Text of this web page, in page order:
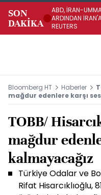
SON
DAKİKA
ABD, İRAN-
ARDINDAN
REUTERS
Bloomberg HT Haberler
mağdur edenlere karşı
TOBB/
mağdur
kalmayacağız
Türkiye Odalar ve
Rifat Hisarcıklıoğlu,